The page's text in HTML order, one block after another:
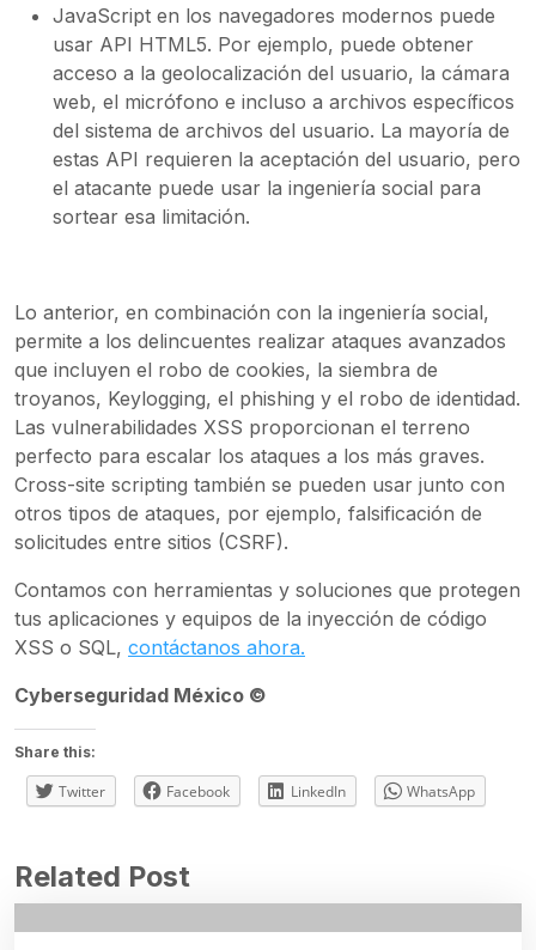
JavaScript en los navegadores modernos puede
usar API HTML5. Por ejemplo, puede obtener
acceso a la geolocalización del usuario, la cámara
web, el micrófono e incluso a archivos específicos
del sistema de archivos del usuario. La mayoría de
estas API requieren la aceptación del usuario, pero
el atacante puede usar la ingeniería social para
sortear esa limitación.
Lo anterior, en combinación con la ingeniería social,
permite a los delincuentes realizar ataques avanzados
que incluyen el robo de cookies, la siembra de
troyanos, Keylogging, el phishing y el robo de identidad.
Las vulnerabilidades XSS proporcionan el terreno
perfecto para escalar los ataques a los más graves.
Cross-site scripting también se pueden usar junto con
otros tipos de ataques, por ejemplo, falsificación de
solicitudes entre sitios (CSRF).
Contamos con herramientas y soluciones que protegen
tus aplicaciones y equipos de la inyección de código
XSS o SQL, contáctanos ahora.
Cyberseguridad México ©
Share this:
Twitter Facebook LinkedIn WhatsApp
Related Post